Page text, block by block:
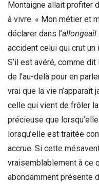
Montaigne allait profiter
à vivre. « Mon métier et
déclarer dans l’allongeail
accident celui qui crut
S’il est avéré, comme
de l’au-delà pour en
vrai que la vie n’apparaît
celle qui vient de frôler
précieuse que
lorsqu’elle est traitée
accrue. Si cette
vraisemblablement à ce
abondamment présente